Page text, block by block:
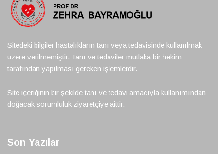
Sitedeki bilgiler hastalıkların tanı veya tedavisinde kullanılmak
üzere verilmemiştir. Tanı ve tedaviler mutlaka bir hekim
tarafından yapılması gereken işlemlerdir.
Site içeriğinin bir şekilde tanı ve tedavi amacıyla kullanımından
doğacak sorumluluk ziyaretçiye aittir.
Son Yazılar